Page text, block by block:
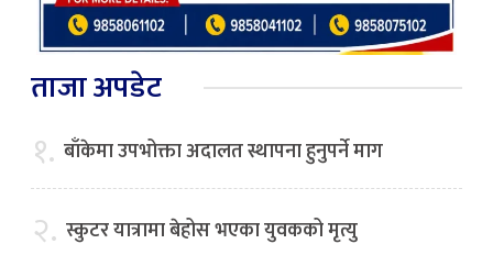
ताजा अपडेट
१. बाँकेमा उपभोक्ता अदालत स्थापना हुनुपर्ने माग
२. स्कुटर यात्रामा बेहोस भएका युवकको मृत्यु